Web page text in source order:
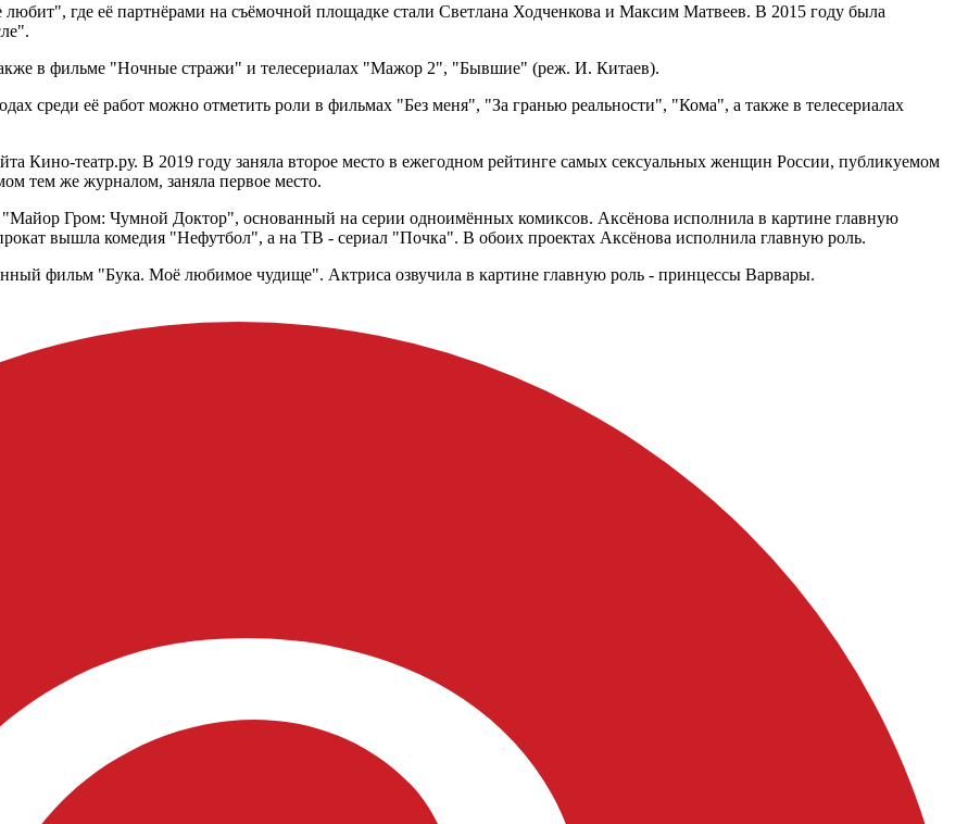
где её партнёрами на съёмочной площадке стали Светлана Ходченкова и Максим Матвеев. В 2015 году была
в фильме "Ночные стражи" и телесериалах "Мажор 2", "Бывшие" (реж. И. Китаев).
среди её работ можно отметить роли в фильмах "Без меня", "За гранью реальности", "Кома", а также в телесериалах
Кино-театр.ру. В 2019 году заняла второе место в ежегодном рейтинге самых сексуальных женщин России, публикуемом
тем же журналом, заняла первое место.
Гром: Чумной Доктор", основанный на серии одноимённых комиксов. Аксёнова исполнила в картине главную
вышла комедия "Нефутбол", а на ТВ - сериал "Почка". В обоих проектах Аксёнова исполнила главную роль.
фильм "Бука. Моё любимое чудище". Актриса озвучила в картине главную роль - принцессы Варвары.